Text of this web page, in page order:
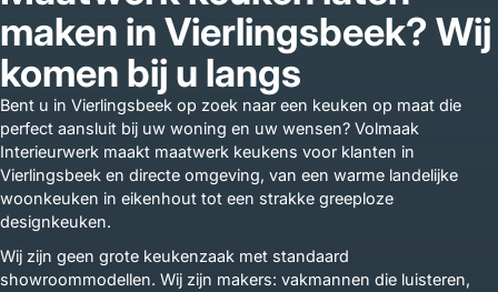
maken in Vierlingsbeek? Wij
komen bij u langs
Bent u in Vierlingsbeek op zoek naar een keuken op maat die
perfect aansluit bij uw woning en uw wensen? Volmaak
Interieurwerk maakt maatwerk keukens voor klanten in
Vierlingsbeek en directe omgeving, van een warme landelijke
woonkeuken in eikenhout tot een strakke greeploze
designkeuken.
Wij zijn geen grote keukenzaak met standaard
showroommodellen. Wij zijn makers: vakmannen die luisteren,